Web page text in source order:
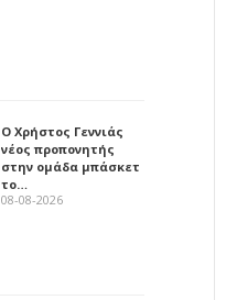
Ο Χρήστος Γεννιάς
νέος προπονητής
στην ομάδα μπάσκετ
το…
08-08-2026